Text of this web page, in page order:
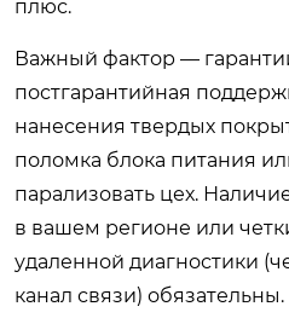
плюс.
Важный фактор —
постгарантийная
нанесения твердых
поломка блока питания
парализовать цех.
в вашем регионе или
удаленной диагностики
канал связи)